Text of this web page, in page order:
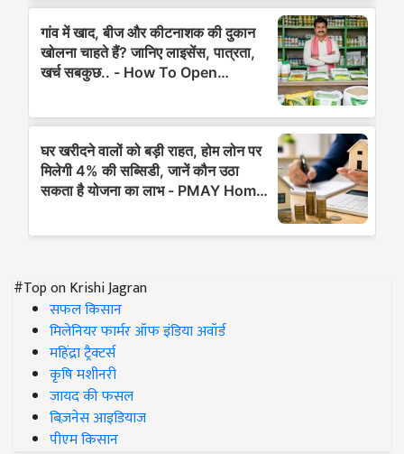
#Top on Krishi Jagran
सफल किसान
मिलेनियर फार्मर ऑफ इंडिया अवॉर्ड
महिंद्रा ट्रैक्टर्स
कृषि मशीनरी
जायद की फसल
बिज़नेस आइडियाज
पीएम किसान